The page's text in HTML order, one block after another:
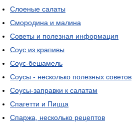
Слоеные салаты
Смородина и малина
Советы и полезная информация
Соус из крапивы
Соус-бешамель
Соусы - несколько полезных советов
Соусы-заправки к салатам
Спагетти и Пицца
Спаржа, несколько рецептов